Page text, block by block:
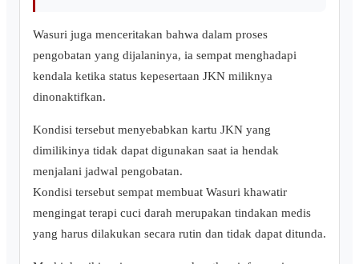
Wasuri juga menceritakan bahwa dalam proses
pengobatan yang dijalaninya, ia sempat menghadapi
kendala ketika status kepesertaan JKN miliknya
dinonaktifkan.
Kondisi tersebut menyebabkan kartu JKN yang
dimilikinya tidak dapat digunakan saat ia hendak
menjalani jadwal pengobatan.
Kondisi tersebut sempat membuat Wasuri khawatir
mengingat terapi cuci darah merupakan tindakan medis
yang harus dilakukan secara rutin dan tidak dapat ditunda.